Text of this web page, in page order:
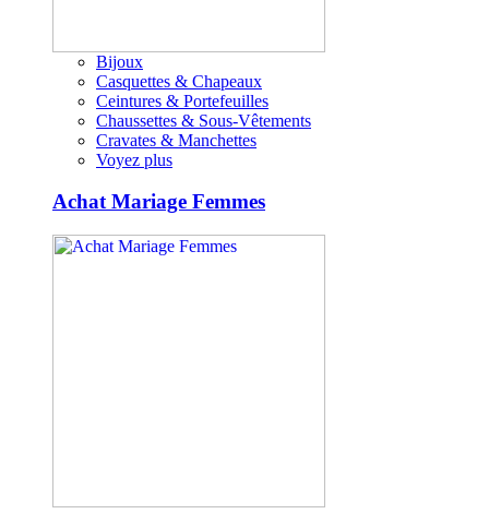
Bijoux
Casquettes & Chapeaux
Ceintures & Portefeuilles
Chaussettes & Sous-Vêtements
Cravates & Manchettes
Voyez plus
Achat Mariage Femmes